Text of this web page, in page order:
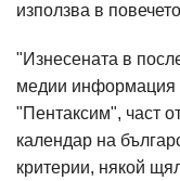
използва в
"Изнесената в
медии информация
"Пентаксим", част
календар на
критерии, някой